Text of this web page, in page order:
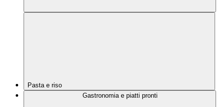
Pasta e riso
Gastronomia e piatti pronti